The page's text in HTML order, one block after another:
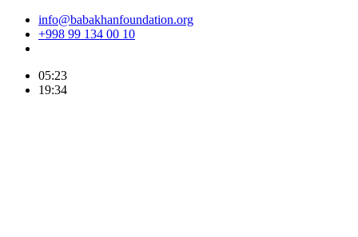
info@babakhanfoundation.org
+998 99 134 00 10
05:23
19:34